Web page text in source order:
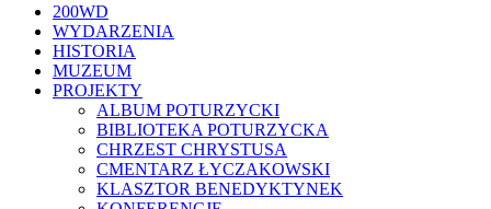
Close
Menu
200WD
WYDARZENIA
HISTORIA
MUZEUM
PROJEKTY
ALBUM POTURZYCKI
BIBLIOTEKA POTURZYCKA
CHRZEST CHRYSTUSA
CMENTARZ ŁYCZAKOWSKI
KLASZTOR BENEDYKTYNEK